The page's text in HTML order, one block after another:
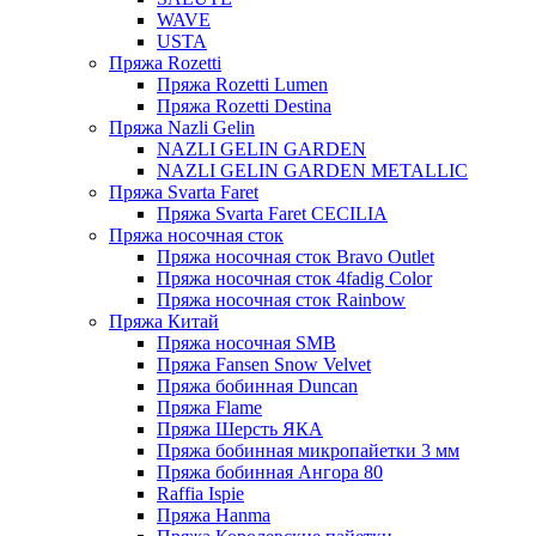
WAVE
USTA
Пряжа Rozetti
Пряжа Rozetti Lumen
Пряжа Rozetti Destina
Пряжа Nazli Gelin
NAZLI GELIN GARDEN
NAZLI GELIN GARDEN METALLIC
Пряжа Svarta Faret
Пряжа Svarta Faret CECILIA
Пряжа носочная сток
Пряжа носочная сток Bravo Outlet
Пряжа носочная сток 4fadig Color
Пряжа носочная сток Rainbow
Пряжа Китай
Пряжа носочная SMB
Пряжа Fansen Snow Velvet
Пряжа бобинная Duncan
Пряжа Flame
Пряжа Шерсть ЯКА
Пряжа бобинная микропайетки 3 мм
Пряжа бобинная Ангора 80
Raffia Ispie
Пряжа Hanma